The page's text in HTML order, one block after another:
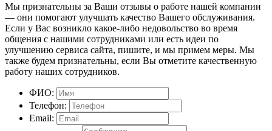
Мы признательны за Ваши отзывы о работе нашей компании
— они помогают улучшать качество Вашего обслуживания.
Если у Вас возникло какое-либо недовольство во время
общения с нашими сотрудниками или есть идеи по
улучшению сервиса сайта, пишите, и мы примем меры. Мы
также будем признательны, если Вы отметите качественную
работу наших сотрудников.
ФИО:
Телефон:
Email: